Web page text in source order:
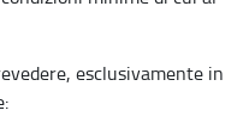
esclusivamente in